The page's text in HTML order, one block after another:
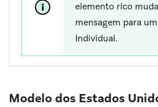
elemento rico
mensagem para
Individual.
Modelo dos Estados